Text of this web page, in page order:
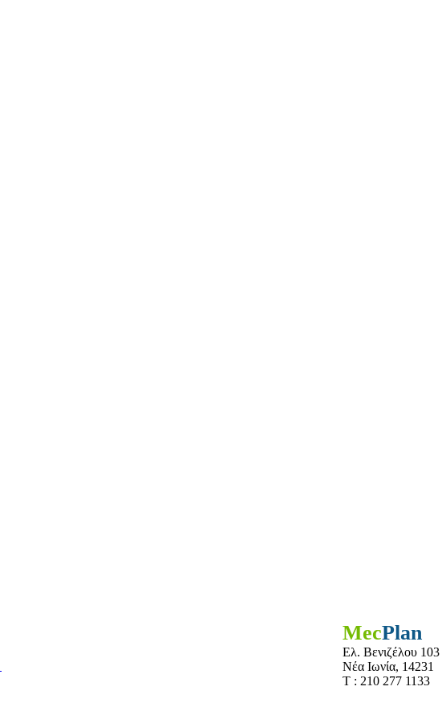
MecPlan
Ελ. Βενιζέλου 103
Νέα Ιωνία, 14231
Τ : 210 277 1133